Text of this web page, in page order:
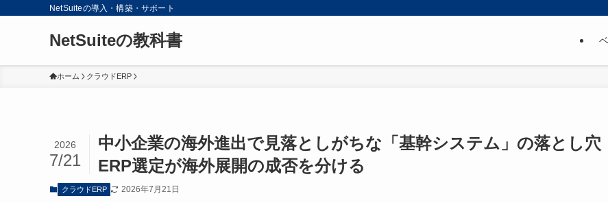
NetSuiteの導入・構築・サポート
NetSuiteの教科書
ホーム クラウドERP
中小企業の海外進出で見落としがちな「基幹システム」の落とし穴｜
ERP選定が海外展開の成否を分ける
2026
7/21
クラウドERP 2026年7月21日